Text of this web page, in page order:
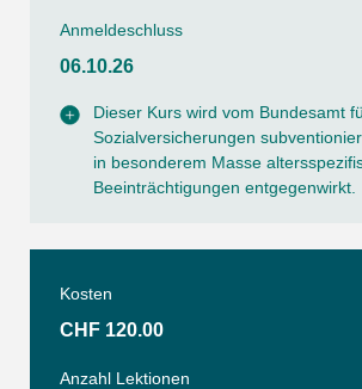
Anmeldeschluss
06.10.26
Dieser Kurs wird vom Bundesamt
Sozialversicherungen
in besonderem Masse
Beeinträchtigungen entgegenwirkt.
Kosten
CHF 120.00
Anzahl Lektionen